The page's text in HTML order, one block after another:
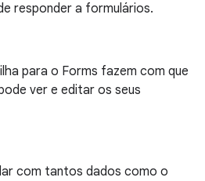
responder a formulários.
para o Forms fazem com que
ver e editar os seus
com tantos dados como o